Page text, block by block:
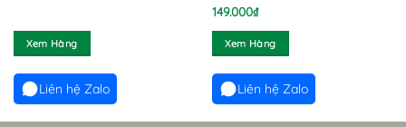
Xem Hàng
Liên hệ Zalo
5trên 5
1
đánh giá
149.000₫
Xem Hàng
Liên hệ Zalo